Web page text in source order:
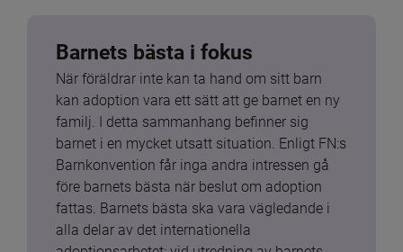
Barnets bästa i fokus
När föräldrar inte kan ta hand om sitt barn
kan adoption vara ett sätt att ge barnet en ny
familj. I detta sammanhang befinner sig
barnet i en mycket utsatt situation. Enligt FN:s
Barnkonvention får inga andra intressen gå
före barnets bästa när beslut om adoption
fattas. Barnets bästa ska vara vägledande i
alla delar av det internationella